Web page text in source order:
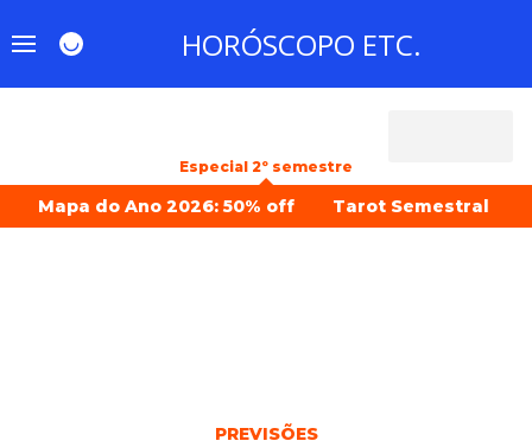
menu principalHORÓSCOPO ETC.
Especial 2º semestre
Mapa do Ano 2026: 50% off Tarot Semestral
PREVISÕES